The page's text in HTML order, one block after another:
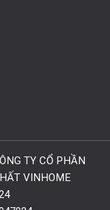
TY CỔ PHẦN
VINHOME